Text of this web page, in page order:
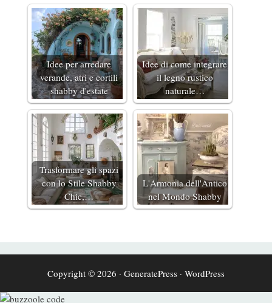
Idee per arredare
verande, atri e cortili
shabby d'estate
Idee di come integrare
il legno rustico
naturale…
Trasformare gli spazi
con lo Stile Shabby
Chic,…
L'Armonia dell'Antico
nel Mondo Shabby
Copyright © 2026 · GeneratePress · WordPress